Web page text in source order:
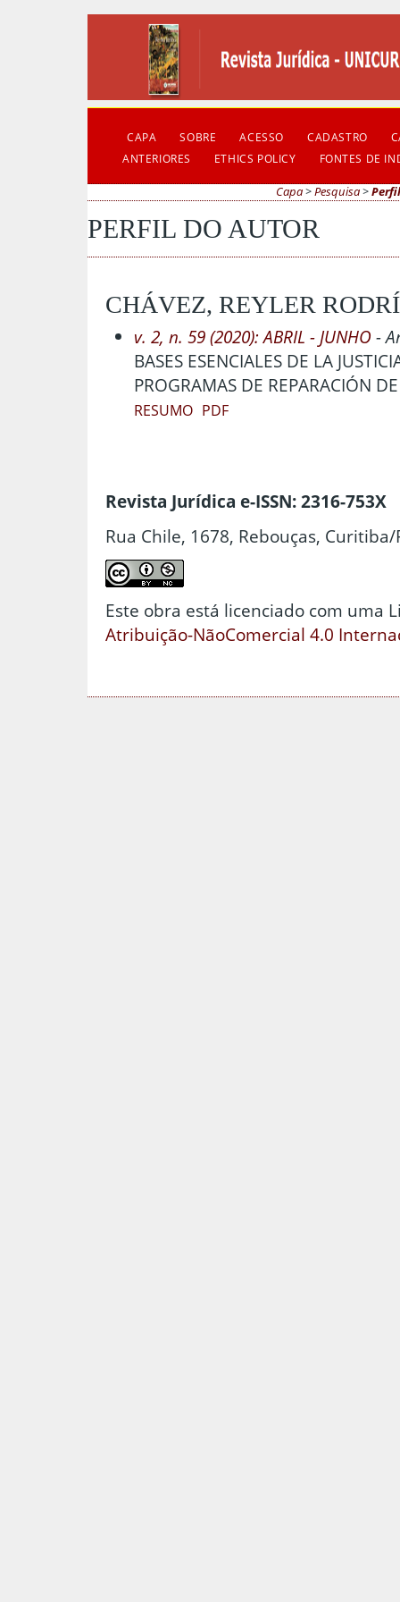
CAPA SOBRE ACESSO CADASTRO
ANTERIORES
ETHICS POLICY FONTES DE
Capa>Pesquisa>
PERFIL DO AUTOR
CHÁVEZ, REYLER
v. 2, n. 59 (2020): ABRIL - JUNHO -
BASES ESENCIALES DE LA
PROGRAMAS DE REPARACIÓN
RESUMO PDF
Revista Jurídica e-ISSN: 2316-753X
Rua Chile, 1678, Rebouças, Curitiba/
Este obra está licenciado com uma
Atribuição-NãoComercial 4.0